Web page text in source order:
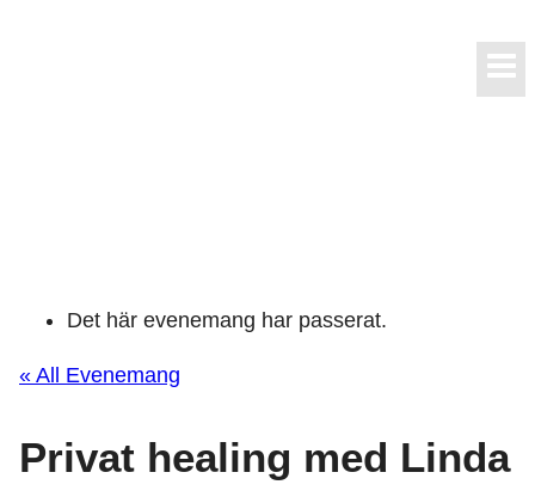
Det här evenemang har passerat.
« All Evenemang
Privat healing med Linda